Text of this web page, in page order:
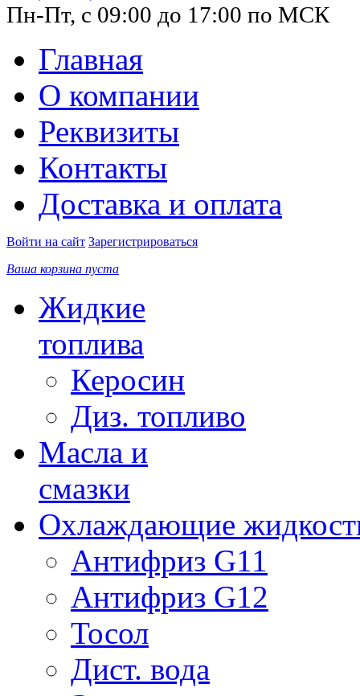
Пн-Пт, с 09:00 до 17:00 по МСК
Главная
О компании
Реквизиты
Контакты
Доставка и оплата
Войти на сайт Зарегистрироваться
Ваша корзина пуста
Жидкие
топлива
Керосин
Диз. топливо
Масла и
смазки
Охлаждающие
Антифриз G11
Антифриз G12
Тосол
Дист. вода